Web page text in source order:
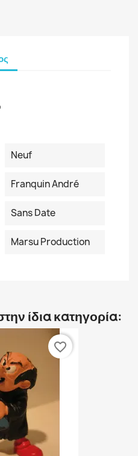
Neuf
Franquin André
Sans Date
Marsu Production
ίδια κατηγορία:
favorite_border